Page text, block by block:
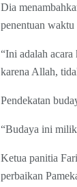
Dia
penentuan waktu
“Ini adalah
karena Allah,
Pendekatan
“Budaya ini milik
Ketua panitia
perbaikan